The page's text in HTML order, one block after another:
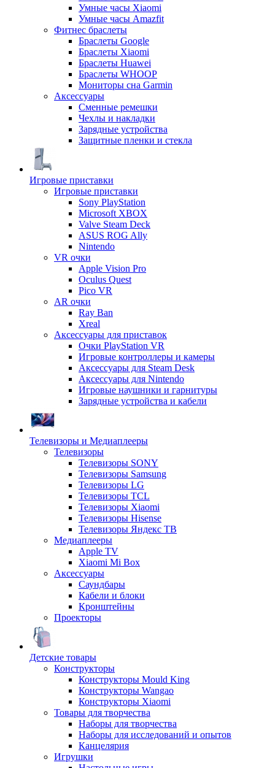
Умные часы Xiaomi
Умные часы Amazfit
Фитнес браслеты
Браслеты Google
Браслеты Xiaomi
Браслеты Huawei
Браслеты WHOOP
Мониторы сна Garmin
Аксессуары
Сменные ремешки
Чехлы и накладки
Зарядные устройства
Защитные пленки и стекла
Игровые приставки
Игровые приставки
Sony PlayStation
Microsoft XBOX
Valve Steam Deck
ASUS ROG Ally
Nintendo
VR очки
Apple Vision Pro
Oculus Quest
Pico VR
AR очки
Ray Ban
Xreal
Аксессуары для приставок
Очки PlayStation VR
Игровые контроллеры и камеры
Аксессуары для Steam Desk
Аксессуары для Nintendo
Игровые наушники и гарнитуры
Зарядные устройства и кабели
Телевизоры и Медиаплееры
Телевизоры
Телевизоры SONY
Телевизоры Samsung
Телевизоры LG
Телевизоры TCL
Телевизоры Xiaomi
Телевизоры Hisense
Телевизоры Яндекс ТВ
Медиаплееры
Apple TV
Xiaomi Mi Box
Аксессуары
Саундбары
Кабели и блоки
Кронштейны
Проекторы
Детские товары
Конструкторы
Конструкторы Mould King
Конструкторы Wangao
Конструкторы Xiaomi
Товары для творчества
Наборы для творчества
Наборы для исследований и опытов
Канцелярия
Игрушки